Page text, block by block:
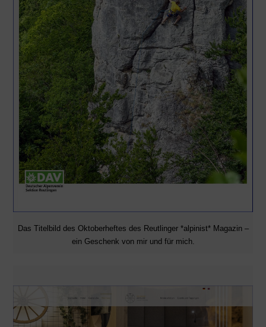
Das Titelbild des Oktoberheftes des Reutlinger *alpinist* Magazin –
ein Geschenk von mir und für mich.